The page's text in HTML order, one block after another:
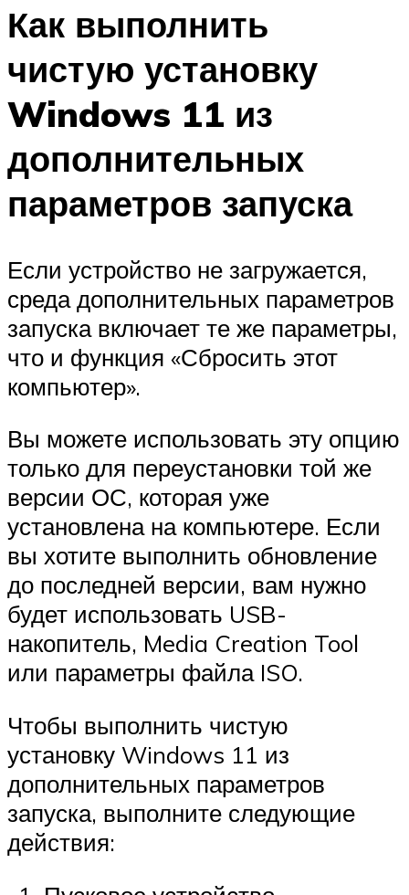
Как выполнить
чистую установку
Windows 11 из
дополнительных
параметров запуска
Если устройство не загружается,
среда дополнительных параметров
запуска включает те же параметры,
что и функция «Сбросить этот
компьютер».
Вы можете использовать эту опцию
только для переустановки той же
версии ОС, которая уже
установлена ​​на компьютере. Если
вы хотите выполнить обновление
до последней версии, вам нужно
будет использовать USB-
накопитель, Media Creation Tool
или параметры файла ISO.
Чтобы выполнить чистую
установку Windows 11 из
дополнительных параметров
запуска, выполните следующие
действия: